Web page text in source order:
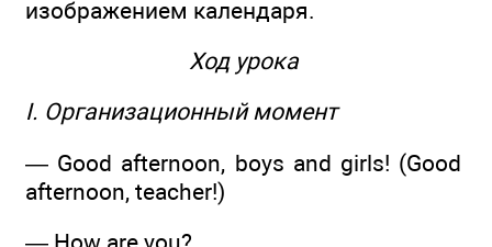
изображением календаря.
Ход урока
I. Организационный момент
— Good afternoon, boys and girls! (Good
afternoon, teacher!)